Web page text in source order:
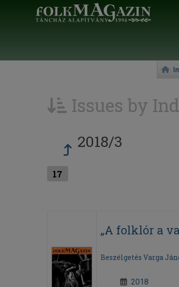
Issues by
2018/3
17
„A folklór a
Beszélgetés Varga
2018